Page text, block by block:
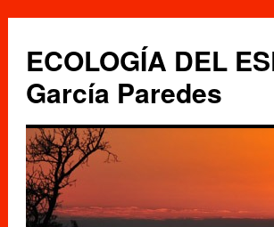
contenido
ECOLOGÍA DEL
García Paredes